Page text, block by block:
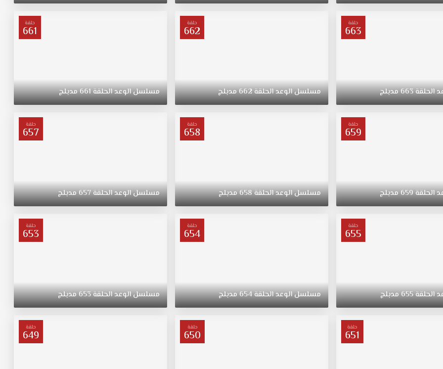
حلقة
663
الحلقة663مدبلج
حلقة
662
مسلسلالوعدالحلقة662مدبلج
حلقة
661
مسلسلالوعدالحلقة661مدبلج
حلقة
659
الحلقة659مدبلج
حلقة
658
مسلسلالوعدالحلقة658مدبلج
حلقة
657
مسلسلالوعدالحلقة657مدبلج
حلقة
655
الحلقة655مدبلج
حلقة
654
مسلسلالوعدالحلقة654مدبلج
حلقة
653
مسلسلالوعدالحلقة653مدبلج
حلقة
651
حلقة
650
حلقة
649